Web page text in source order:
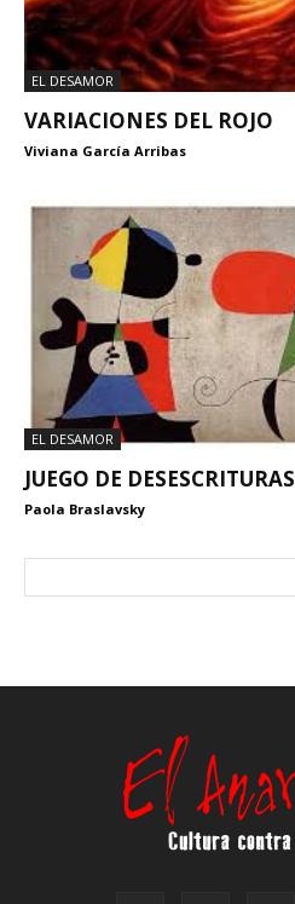
EL DESAMOR
VARIACIONES DEL ROJO
Viviana García Arribas
EL DESAMOR
JUEGO DE DESESCRITURAS
Paola Braslavsky